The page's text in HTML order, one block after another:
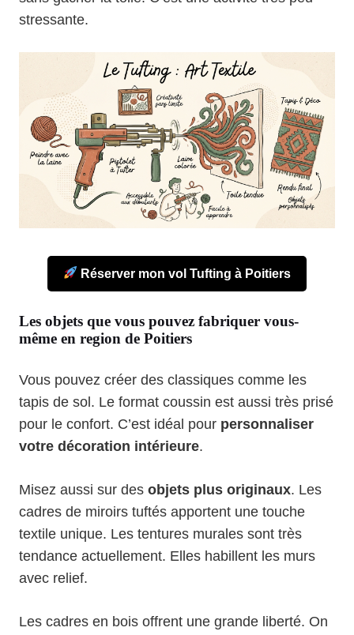
stressante.
Réserver mon vol Tufting à Poitiers
Les objets que vous pouvez fabriquer vous-
même en region de Poitiers
Vous pouvez créer des classiques comme les
tapis de sol. Le format coussin est aussi très prisé
pour le confort. C’est idéal pour personnaliser
votre décoration intérieure.
Misez aussi sur des objets plus originaux. Les
cadres de miroirs tuftés apportent une touche
textile unique. Les tentures murales sont très
tendance actuellement. Elles habillent les murs
avec relief.
Les cadres en bois offrent une grande liberté. On